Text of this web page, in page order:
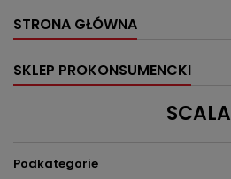
STRONA GŁÓWNA
SKLEP PROKONSUMENCKI
SCALA
Podkategorie